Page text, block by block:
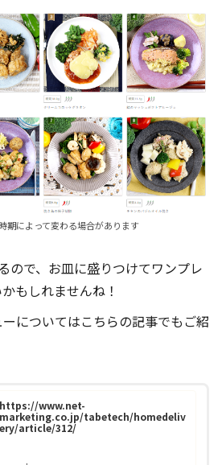
期によって変わる場合があります
ので、お皿に盛りつけてワンプレ
もしれませんね！
についてはこちらの記事でもご紹
https://www.net-
marketing.co.jp/tabetech/homedeliv
ery/article/312/